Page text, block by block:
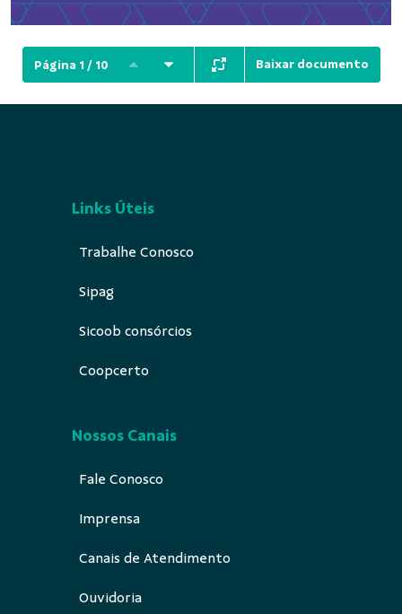
Página 1 / 10 Baixar documento
Links Úteis
Trabalhe Conosco
Sipag
Sicoob consórcios
Coopcerto
Nossos Canais
Fale Conosco
Imprensa
Canais de Atendimento
Ouvidoria